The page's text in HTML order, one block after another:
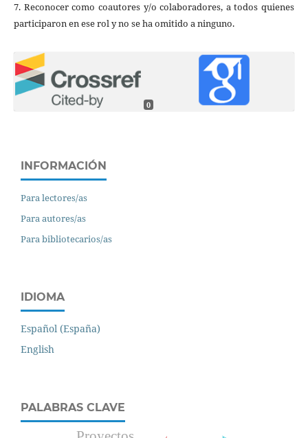
7. Reconocer como coautores y/o colaboradores, a todos quienes
participaron en ese rol y no se ha omitido a ninguno.
0
INFORMACIÓN
Para lectores/as
Para autores/as
Para bibliotecarios/as
IDIOMA
Español (España)
English
PALABRAS CLAVE